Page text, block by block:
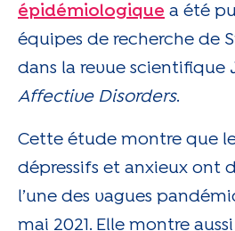
épidémiologique a été
équipes de recherche de
dans la revue scientifique
Affective Disorders.
Cette étude montre que
dépressifs et anxieux ont
l’une des vagues
mai 2021. Elle montre